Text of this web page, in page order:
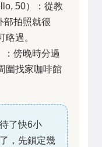
50）：從教
部拍照就很
過。
：傍晚時分過
圍找家咖啡館
了快6小
，先鎖定幾